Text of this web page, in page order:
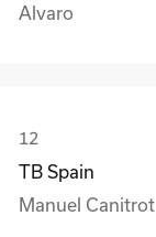
Alvaro
TB Spain
Manuel Canitrot